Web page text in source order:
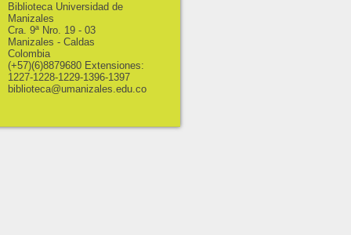
Biblioteca Universidad de
Manizales
Cra. 9ª Nro. 19 - 03
Manizales - Caldas
Colombia
(+57)(6)8879680 Extensiones:
1227-1228-1229-1396-1397
biblioteca@umanizales.edu.co